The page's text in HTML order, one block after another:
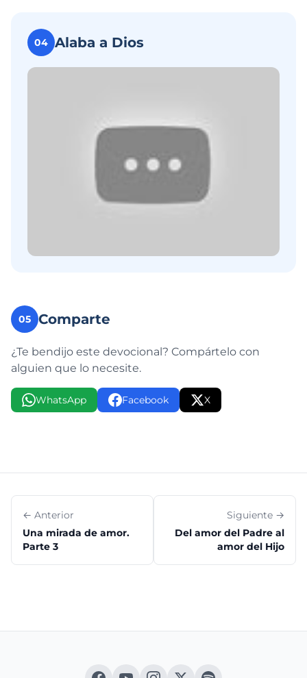
04 Alaba a Dios
05 Comparte
¿Te bendijo este devocional? Compártelo con
alguien que lo necesite.
WhatsApp Facebook X
← Anterior
Una mirada de amor.
Parte 3
Siguiente →
Del amor del Padre al
amor del Hijo